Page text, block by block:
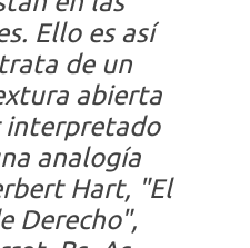
Ello es así
de un
abierta
interpretado
analogía
Hart, "El
Derecho",